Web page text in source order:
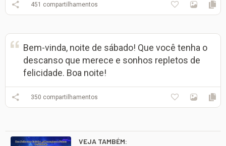
451 compartilhamentos
Bem-vinda, noite de sábado! Que você tenha o
descanso que merece e sonhos repletos de
felicidade. Boa noite!
350 compartilhamentos
VEJA TAMBÉM: